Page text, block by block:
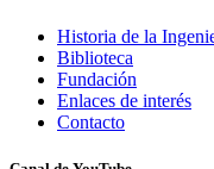
Historia de la
Biblioteca
Fundación
Enlaces de interés
Contacto